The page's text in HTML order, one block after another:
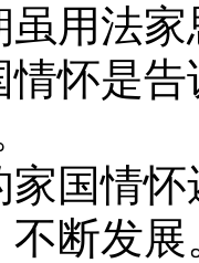
用法
怀是
情怀
不断发